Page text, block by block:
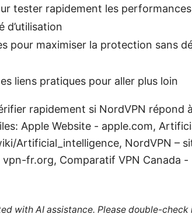
tester rapidement les
d’utilisation
pour maximiser la protection sans
liens pratiques pour aller plus loin
rapidement si NordVPN répond
Apple Website - apple.com,
Artificial_intelligence, NordVPN –
fr.org, Comparatif VPN Canada -
with AI assistance. Please double-